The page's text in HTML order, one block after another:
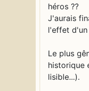
héros ??
J'aurais
l'effet d'un
Le plus
historique
lisible...).